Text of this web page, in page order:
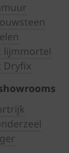
lijmmortel
Dryfix